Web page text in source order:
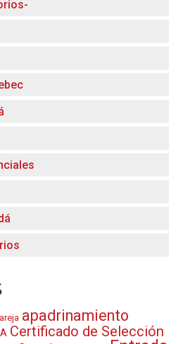
apadrinamiento
Certificado de Selección